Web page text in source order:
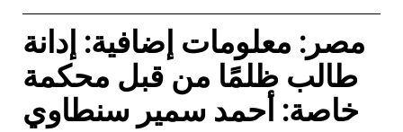
مصر: معلومات إضافية: إدانة
طالب ظلمًا من قبل محكمة
خاصة: أحمد سمير سنطاوي